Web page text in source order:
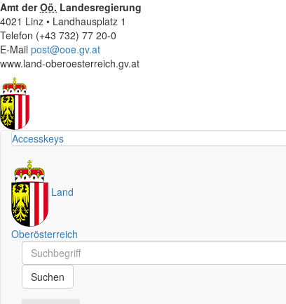
Amt derOö. Landesregierung
4021 Linz • Landhausplatz 1
Telefon (+43 732) 77 20-0
E-Mail post@ooe.gv.at
www.land-oberoesterreich.gv.at
Accesskeys
Land
Oberösterreich
Schnellsuche
Schnellsuche
Suchen